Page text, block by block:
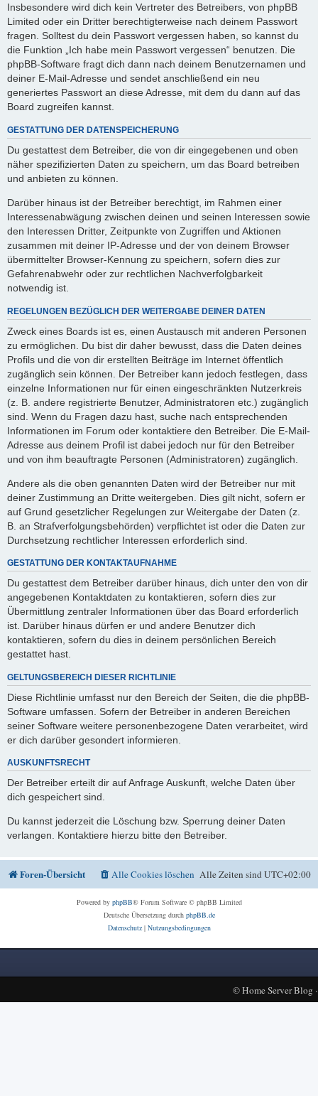
Insbesondere wird dich kein Vertreter des Betreibers, von phpBB
Limited oder ein Dritter berechtigterweise nach deinem Passwort
fragen. Solltest du dein Passwort vergessen haben, so kannst du
die Funktion „Ich habe mein Passwort vergessen“ benutzen. Die
phpBB-Software fragt dich dann nach deinem Benutzernamen und
deiner E-Mail-Adresse und sendet anschließend ein neu
generiertes Passwort an diese Adresse, mit dem du dann auf das
Board zugreifen kannst.
GESTATTUNG DER DATENSPEICHERUNG
Du gestattest dem Betreiber, die von dir eingegebenen und oben
näher spezifizierten Daten zu speichern, um das Board betreiben
und anbieten zu können.
Darüber hinaus ist der Betreiber berechtigt, im Rahmen einer
Interessenabwägung zwischen deinen und seinen Interessen sowie
den Interessen Dritter, Zeitpunkte von Zugriffen und Aktionen
zusammen mit deiner IP-Adresse und der von deinem Browser
übermittelter Browser-Kennung zu speichern, sofern dies zur
Gefahrenabwehr oder zur rechtlichen Nachverfolgbarkeit
notwendig ist.
REGELUNGEN BEZÜGLICH DER WEITERGABE DEINER DATEN
Zweck eines Boards ist es, einen Austausch mit anderen Personen
zu ermöglichen. Du bist dir daher bewusst, dass die Daten deines
Profils und die von dir erstellten Beiträge im Internet öffentlich
zugänglich sein können. Der Betreiber kann jedoch festlegen, dass
einzelne Informationen nur für einen eingeschränkten Nutzerkreis
(z. B. andere registrierte Benutzer, Administratoren etc.) zugänglich
sind. Wenn du Fragen dazu hast, suche nach entsprechenden
Informationen im Forum oder kontaktiere den Betreiber. Die E-Mail-
Adresse aus deinem Profil ist dabei jedoch nur für den Betreiber
und von ihm beauftragte Personen (Administratoren) zugänglich.
Andere als die oben genannten Daten wird der Betreiber nur mit
deiner Zustimmung an Dritte weitergeben. Dies gilt nicht, sofern er
auf Grund gesetzlicher Regelungen zur Weitergabe der Daten (z.
B. an Strafverfolgungsbehörden) verpflichtet ist oder die Daten zur
Durchsetzung rechtlicher Interessen erforderlich sind.
GESTATTUNG DER KONTAKTAUFNAHME
Du gestattest dem Betreiber darüber hinaus, dich unter den von dir
angegebenen Kontaktdaten zu kontaktieren, sofern dies zur
Übermittlung zentraler Informationen über das Board erforderlich
ist. Darüber hinaus dürfen er und andere Benutzer dich
kontaktieren, sofern du dies in deinem persönlichen Bereich
gestattet hast.
GELTUNGSBEREICH DIESER RICHTLINIE
Diese Richtlinie umfasst nur den Bereich der Seiten, die die phpBB-
Software umfassen. Sofern der Betreiber in anderen Bereichen
seiner Software weitere personenbezogene Daten verarbeitet, wird
er dich darüber gesondert informieren.
AUSKUNFTSRECHT
Der Betreiber erteilt dir auf Anfrage Auskunft, welche Daten über
dich gespeichert sind.
Du kannst jederzeit die Löschung bzw. Sperrung deiner Daten
verlangen. Kontaktiere hierzu bitte den Betreiber.
Foren-Übersicht Alle Zeiten sindUTC+02:00
Alle Cookies löschen
Powered by phpBB® Forum Software © phpBB Limited
Deutsche Übersetzung durch phpBB.de
Datenschutz| Nutzungsbedingungen
©Home Server Blog